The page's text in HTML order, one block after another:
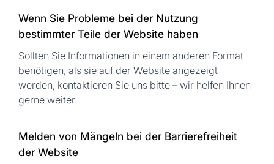
Wenn Sie Probleme bei der Nutzung
bestimmter Teile der Website haben
Sollten Sie Informationen in einem anderen Format
benötigen, als sie auf der Website angezeigt
werden, kontaktieren Sie uns bitte – wir helfen Ihnen
gerne weiter.
Melden von Mängeln bei der Barrierefreiheit
der Website